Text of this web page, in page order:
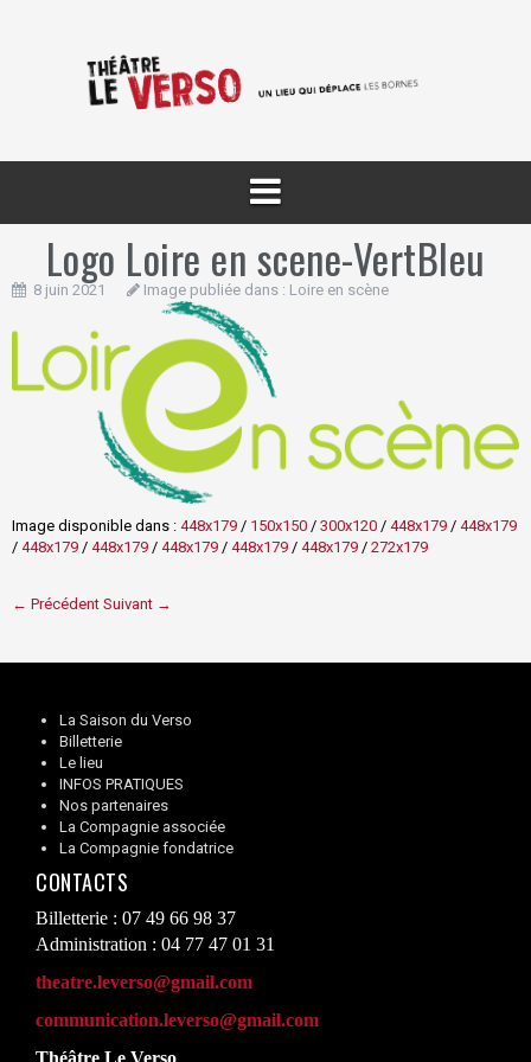
Logo Loire en scene-VertBleu
8 juin 2021 Image publiée dans : Loire en scène
Image disponible dans : 448x179 / 150x150 / 300x120 / 448x179 / 448x179
/ 448x179 / 448x179 / 448x179 / 448x179 / 448x179 / 272x179
← Précédent Suivant →
La Saison du Verso
Billetterie
Le lieu
INFOS PRATIQUES
Nos partenaires
La Compagnie associée
La Compagnie fondatrice
CONTACTS
Billetterie : 07 49 66 98 37
Administration : 04 77 47 01 31
theatre.leverso@gmail.com
communication.leverso@gmail.com
Théâtre Le Verso